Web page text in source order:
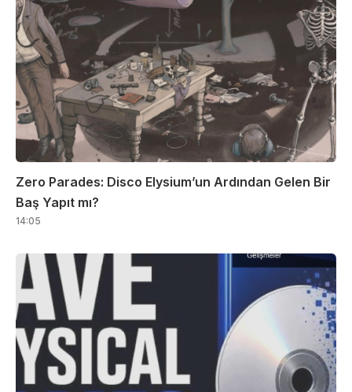
Zero Parades: Disco Elysium’un Ardından Gelen Bir
Baş Yapıt mı?
14:05